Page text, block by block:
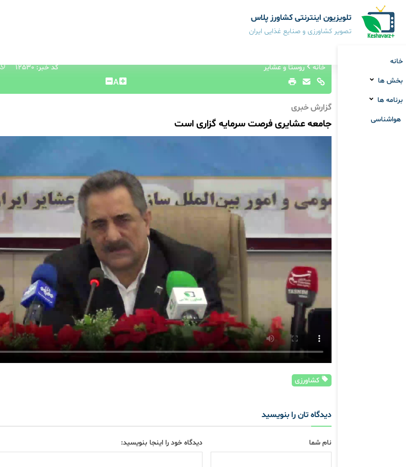
تلویزیون اینترنتی کشاورز پلاس
تصویر کشاورزی و صنایع غذایی ایران
خانه
بخش ها
برنامه ها
هواشناسی
خانه روستا و عشایر کد خبر: 12530
A
گزارش خبری
جامعه عشایری فرصت سرمایه گزاری است
کشاورزی
دیدگاه تان را بنویسید
نام شما دیدگاه خود را اینجا بنویسید: